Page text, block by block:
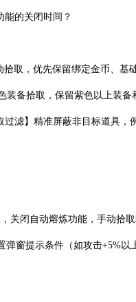
能的关闭时间？
取，优先保留绑定金币、基
装备拾取，保留紫色以上装
滤】精准屏蔽非目标道具
关闭自动熔炼功能，手动拾
窗提示条件（如攻击+5%以